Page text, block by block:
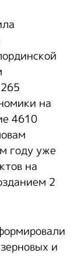
на
4610
году уже
на
2
и